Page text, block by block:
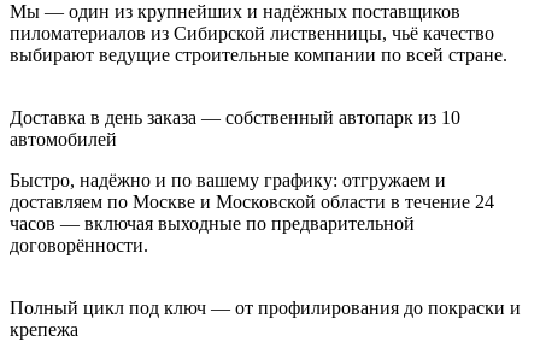
Мы — один из крупнейших и надёжных поставщиков
пиломатериалов из Сибирской лиственницы, чьё качество
выбирают ведущие строительные компании по всей стране.
Доставка в день заказа — собственный автопарк из 10
автомобилей
Быстро, надёжно и по вашему графику: отгружаем и
доставляем по Москве и Московской области в течение 24
часов — включая выходные по предварительной
договорённости.
Полный цикл под ключ — от профилирования до покраски и
крепежа